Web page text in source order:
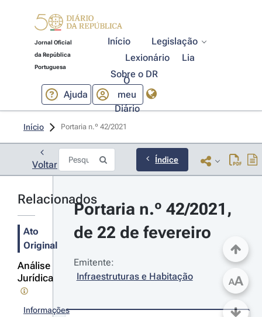
Jornal Oficial
da República
Portuguesa
Início
Legislação
Lexionário
Lia
Sobre o DR
Ajuda
O
meu
Diário
Início Portaria n.º 42/2021
Voltar Índice
Relacionados
Ato
Original
Análise
Jurídica
Informações
Portaria n.º 42/2021,
de 22 de fevereiro
Emitente:
Infraestruturas e Habitação
AA